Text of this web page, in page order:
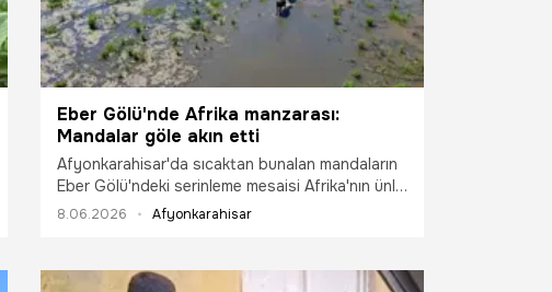
Eber Gölü'nde Afrika manzarası:
Mandalar göle akın etti
Afyonkarahisar'da sıcaktan bunalan mandaların
Eber Gölü'ndeki serinleme mesaisi Afrika'nın ünlü
Serengeti Milli Parkı'ndaki belgesel sahnelerini
8.06.2026 Afyonkarahisar